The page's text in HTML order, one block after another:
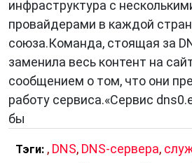
инфраструктура с
провайдерами в каждой
союза.Команда, стоящая за
заменила весь контент на
сообщением о том, что они
работу сервиса.«Сервис
бы
Тэги: , DNS, DNS-сервера,